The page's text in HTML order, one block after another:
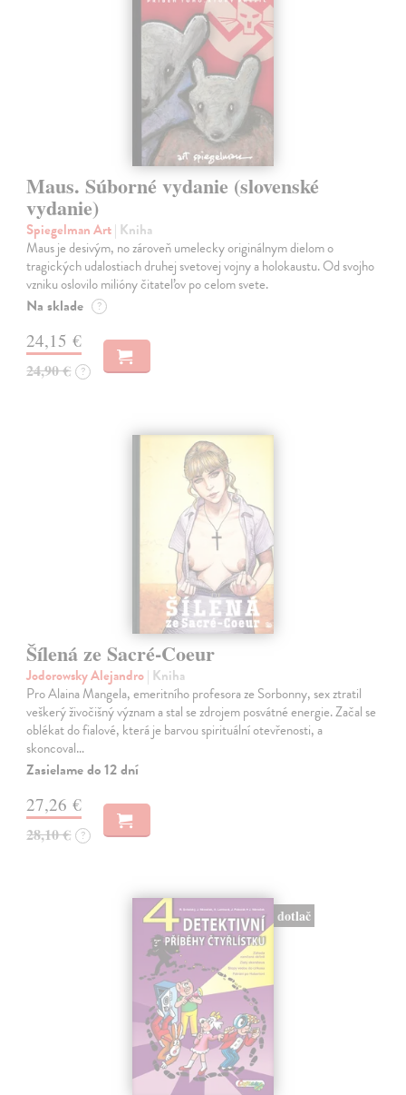
Maus. Súborné vydanie (slovenské
vydanie)
Spiegelman Art| Kniha
Maus je desivým, no zároveň umelecky originálnym dielom o
tragických udalostiach druhej svetovej vojny a holokaustu. Od svojho
vzniku oslovilo milióny čitateľov po celom svete.
Na sklade ?
24,15 €
24,90 € ?
Šílená ze Sacré-Coeur
Jodorowsky Alejandro| Kniha
Pro Alaina Mangela, emeritního profesora ze Sorbonny, sex ztratil
veškerý živočišný význam a stal se zdrojem posvátné energie. Začal se
oblékat do fialové, která je barvou spirituální otevřenosti, a
skoncoval…
Zasielame do 12 dní
27,26 €
28,10 € ?
dotlač